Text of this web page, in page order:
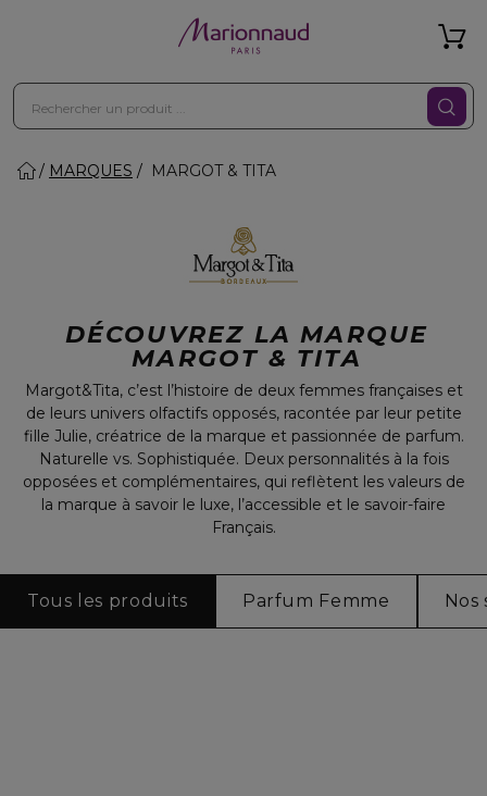
MARQUES MARGOT & TITA
DÉCOUVREZ LA MARQUE
MARGOT & TITA
Margot&Tita, c’est l’histoire de deux femmes françaises et
de leurs univers olfactifs opposés, racontée par leur petite
fille Julie, créatrice de la marque et passionnée de parfum.
Naturelle vs. Sophistiquée. Deux personnalités à la fois
opposées et complémentaires, qui reflètent les valeurs de
la marque à savoir le luxe, l’accessible et le savoir-faire
Français.
Tous les produits Parfum Femme